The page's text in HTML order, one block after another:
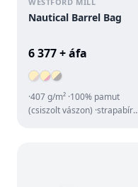
Nautical Barrel Bag
6 377 + áfa
·407 g/m² ·100% pamut
(csiszolt vászon) ·strapabíró